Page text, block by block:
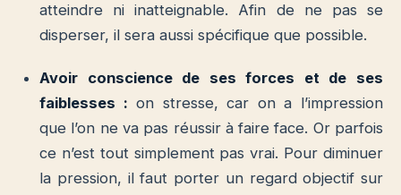
atteindre ni inatteignable. Afin de ne pas se
disperser, il sera aussi spécifique que possible.
Avoir conscience de ses forces et de ses
faiblesses : on stresse, car on a l’impression
que l’on ne va pas réussir à faire face. Or parfois
ce n’est tout simplement pas vrai. Pour diminuer
la pression, il faut porter un regard objectif sur